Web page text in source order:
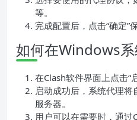
等。
完成配置后，点击“确定”
如何在Windows系
在Clash软件界面上点击“
启动成功后，系统代理
服务器。
用户可以在需要时，通过